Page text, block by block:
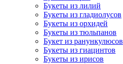
Букеты из лилий
Букеты из гладиолусов
Букеты из орхидей
Букеты из тюльпанов
Букет из ранункулюсов
Букеты из гиацинтов
Букеты из ирисов